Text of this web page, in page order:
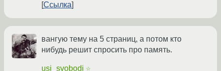
Ссылка
вангую тему на 5 страниц, а потом кто
нибудь решит спросить про память.
usi_svobodi ☆